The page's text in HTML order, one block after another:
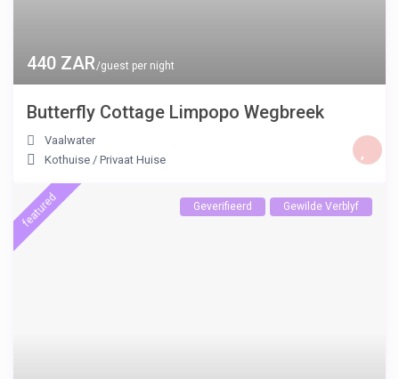
440 ZAR/guest per night
Butterfly Cottage Limpopo Wegbreek
Vaalwater
Kothuise /Privaat Huise
featured Geverifieerd Gewilde Verblyf